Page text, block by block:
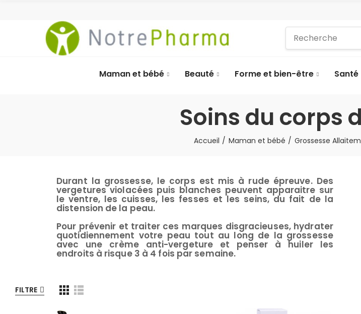
Maman et bébé Beauté Forme et bien-être Santé
Soins du corps
Accueil Maman et bébé Grossesse
Durant la grossesse, le corps est mis à rude épreuve. Des
vergetures violacées puis blanches peuvent apparaitre sur
le ventre, les cuisses, les fesses et les seins, du fait de la
distension de la peau.
Pour prévenir et traiter ces marques disgracieuses, hydrater
quotidiennement votre peau tout au long de la grossesse
avec une crème anti-vergeture et penser à huiler les
endroits à risque 3 à 4 fois par semaine.
FILTRE